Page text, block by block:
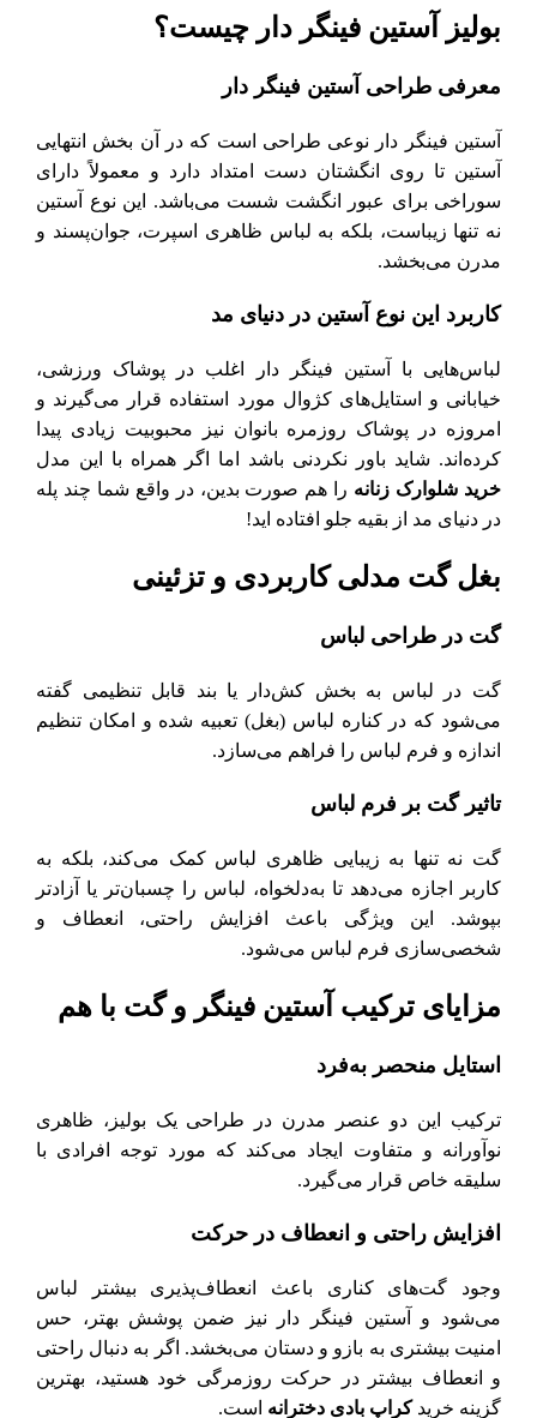
بولیز آستین فینگر دار چیست؟
معرفی طراحی آستین فینگر دار
آستین فینگر دار نوعی طراحی است که در آن بخش انتهایی
آستین تا روی انگشتان دست امتداد دارد و معمولاً دارای
سوراخی برای عبور انگشت شست می‌باشد. این نوع آستین
نه تنها زیباست، بلکه به لباس ظاهری اسپرت، جوان‌پسند و
مدرن می‌بخشد.
کاربرد این نوع آستین در دنیای مد
لباس‌هایی با آستین فینگر دار اغلب در پوشاک ورزشی،
خیابانی و استایل‌های کژوال مورد استفاده قرار می‌گیرند و
امروزه در پوشاک روزمره بانوان نیز محبوبیت زیادی پیدا
کرده‌اند. شاید باور نکردنی باشد اما اگر همراه با این مدل
خرید شلوارک زنانه را هم صورت بدین، در واقع شما چند پله
در دنیای مد از بقیه جلو افتاده اید!
بغل گت مدلی کاربردی و تزئینی
گت در طراحی لباس
گت در لباس به بخش کش‌دار یا بند قابل تنظیمی گفته
می‌شود که در کناره لباس (بغل) تعبیه شده و امکان تنظیم
اندازه و فرم لباس را فراهم می‌سازد.
تاثیر گت بر فرم لباس
گت نه تنها به زیبایی ظاهری لباس کمک می‌کند، بلکه به
کاربر اجازه می‌دهد تا به‌دلخواه، لباس را چسبان‌تر یا آزادتر
بپوشد. این ویژگی باعث افزایش راحتی، انعطاف و
شخصی‌سازی فرم لباس می‌شود.
مزایای ترکیب آستین فینگر و گت با هم
استایل منحصر به‌فرد
ترکیب این دو عنصر مدرن در طراحی یک بولیز، ظاهری
نوآورانه و متفاوت ایجاد می‌کند که مورد توجه افرادی با
سلیقه خاص قرار می‌گیرد.
افزایش راحتی و انعطاف در حرکت
وجود گت‌های کناری باعث انعطاف‌پذیری بیشتر لباس
می‌شود و آستین فینگر دار نیز ضمن پوشش بهتر، حس
امنیت بیشتری به بازو و دستان می‌بخشد. اگر به دنبال راحتی
و انعطاف بیشتر در حرکت روزمرگی خود هستید، بهترین
گزینه خرید کراپ بادی دخترانه است.